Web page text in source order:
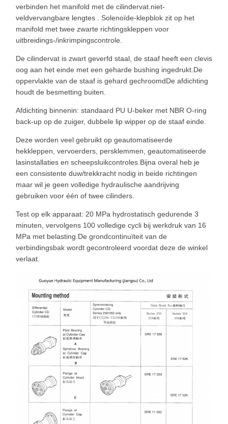
verbinden het manifold met de cilindervat.niet-
veldvervangbare lengtes . Solenoïde-klepblok zit op het
manifold met twee zwarte richtingskleppen voor
uitbreidings-/inkrimpingscontrole.
De cilindervat is zwart geverfd staal, de staaf heeft een clevis
oog aan het einde met een geharde bushing ingedrukt.De
oppervlakte van de staaf is gehard gechroomdDe afdichting
houdt de besmetting buiten.
Afdichting binnenin: standaard PU U-beker met NBR O-ring
back-up op de zuiger, dubbele lip wipper op de staaf einde.
Deze worden veel gebruikt op geautomatiseerde
hekkleppen, vervoerders, persklemmen, geautomatiseerde
lasinstallaties en scheepsluikcontroles.Bijna overal heb je
een consistente duw/trekkracht nodig in beide richtingen
maar wil je geen volledige hydraulische aandrijving
gebruiken voor één of twee cilinders.
Test op elk apparaat: 20 MPa hydrostatisch gedurende 3
minuten, vervolgens 100 volledige cycli bij werkdruk van 16
MPa met belasting.De grondcontinuïteit van de
verbindingsbak wordt gecontroleerd voordat deze de winkel
verlaat.